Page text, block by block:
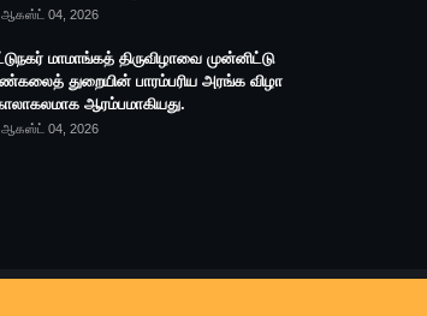
ஆகஸ்ட் 04, 2026
மாமாங்கத் திருவிழாவை முன்னிட்டு
துறையின் பாரம்பரிய அரங்க விழா
ஆரம்பமாகியது.
ஆகஸ்ட் 04, 2026